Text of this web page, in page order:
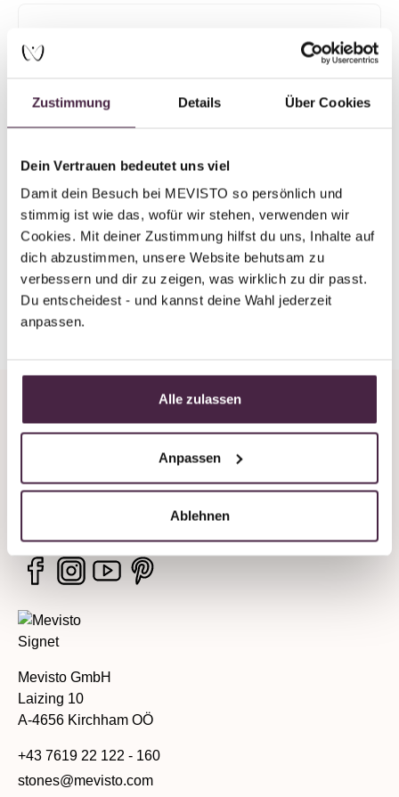
Zustimmung Details Über Cookies
Dein Vertrauen bedeutet uns viel
Damit dein Besuch bei MEVISTO so persönlich und
stimmig ist wie das, wofür wir stehen, verwenden wir
Cookies. Mit deiner Zustimmung hilfst du uns, Inhalte auf
dich abzustimmen, unsere Website behutsam zu
verbessern und dir zu zeigen, was wirklich zu dir passt.
Du entscheidest - und kannst deine Wahl jederzeit
anpassen.
Alle zulassen
Anpassen
Ablehnen
Schweiz
E-Mail senden
Zurück zur Übersicht
Unternehmen
Rechtliche Hinweise
Mevisto GmbH
Laizing 10
A-4656 Kirchham OÖ
+43 7619 22 122 - 160
stones@mevisto.com